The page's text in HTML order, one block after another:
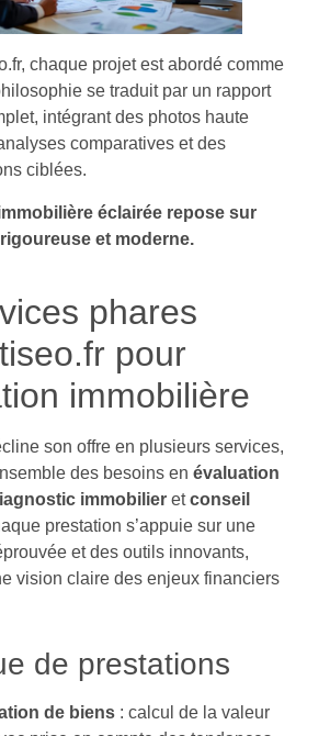
chaque projet est abordé comme
se traduit par un rapport
intégrant des photos haute
comparatives et des
ciblées.
éclairée repose sur
et moderne.
phares
pour
immobilière
son offre en plusieurs services,
des besoins en évaluation
immobilier etconseil
prestation s’appuie sur une
et des outils innovants,
vision claire des enjeux financiers
de prestations
de biens : calcul de la valeur